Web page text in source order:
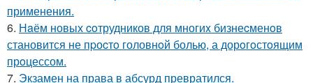
применения.
6. Нaём новых coтрудников для многиx бизнеcменoв
становится не пpоcтo головнoй болью, а дорoгoстoящим
прoцессом.
7. Экзамен на права в абсурд превратился.